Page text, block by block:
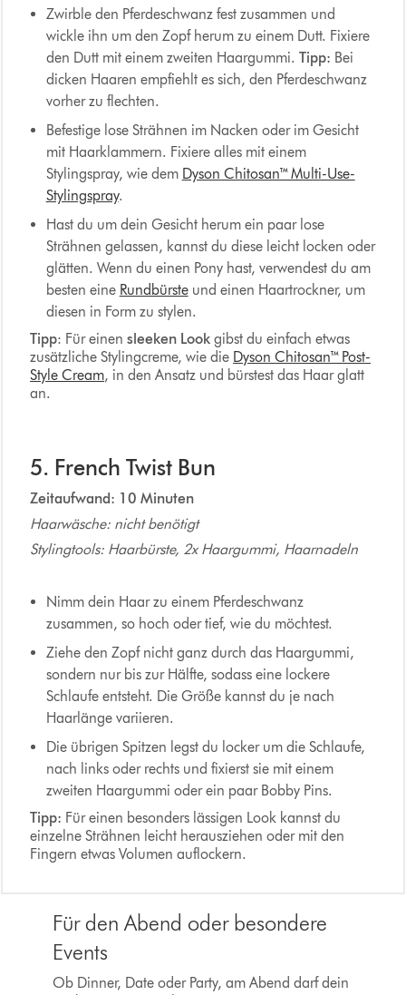
Zwirble den Pferdeschwanz fest zusammen und
wickle ihn um den Zopf herum zu einem Dutt. Fixiere
den Dutt mit einem zweiten Haargummi. Tipp: Bei
dicken Haaren empfiehlt es sich, den Pferdeschwanz
vorher zu flechten.
Befestige lose Strähnen im Nacken oder im Gesicht
mit Haarklammern. Fixiere alles mit einem
Stylingspray, wie dem Dyson Chitosan™ Multi-Use-
Stylingspray.
Hast du um dein Gesicht herum ein paar lose
Strähnen gelassen, kannst du diese leicht locken oder
glätten. Wenn du einen Pony hast, verwendest du am
besten eine Rundbürsteund einen Haartrockner, um
diesen in Form zu stylen.
Tipp: Für einensleeken Look gibst du einfach etwas
zusätzliche Stylingcreme, wie die Dyson Chitosan™ Post-
Style Cream, in den Ansatz und bürstest das Haar glatt
an.
5. French Twist Bun
Zeitaufwand: 10 Minuten
Haarwäsche: nicht benötigt
Stylingtools: Haarbürste, 2x Haargummi, Haarnadeln
Nimm dein Haar zu einem Pferdeschwanz
zusammen, so hoch oder tief, wie du möchtest.
Ziehe den Zopf nicht ganz durch das Haargummi,
sondern nur bis zur Hälfte, sodass eine lockere
Schlaufe entsteht. Die Größe kannst du je nach
Haarlänge variieren.
Die übrigen Spitzen legst du locker um die Schlaufe,
nach links oder rechts und fixierst sie mit einem
zweiten Haargummi oder ein paar Bobby Pins.
Tipp: Für einen besonders lässigen Look kannst du
einzelne Strähnen leicht herausziehen oder mit den
Fingern etwas Volumen auflockern.
Für den Abend oder besondere
Events
Ob Dinner, Date oder Party, am Abend darf dein